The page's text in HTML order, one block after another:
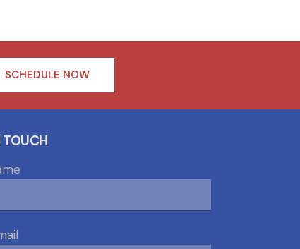
SCHEDULE NOW
TOUCH